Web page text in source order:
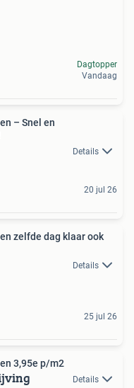
Dagtopper
Vandaag
– Snel en
Details
20 jul 26
zelfde dag klaar ook
Details
25 jul 26
3,95e p/m2
Details